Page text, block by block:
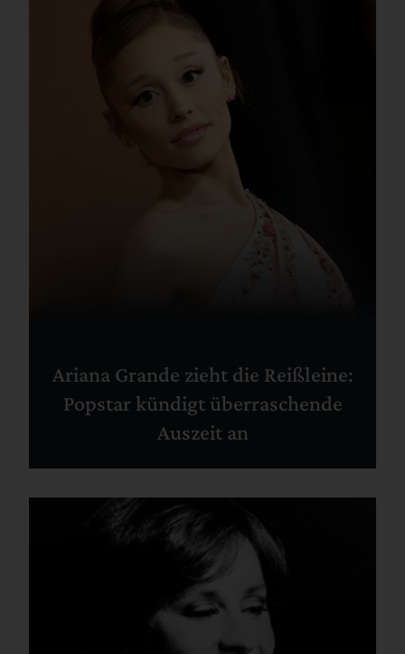
Ariana Grande zieht die Reißleine:
Popstar kündigt überraschende
Auszeit an